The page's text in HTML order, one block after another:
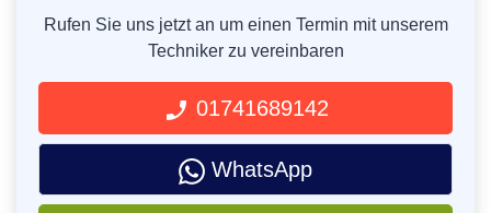
Rufen Sie uns jetzt an um einen Termin mit unserem
Techniker zu vereinbaren
01741689142
WhatsApp